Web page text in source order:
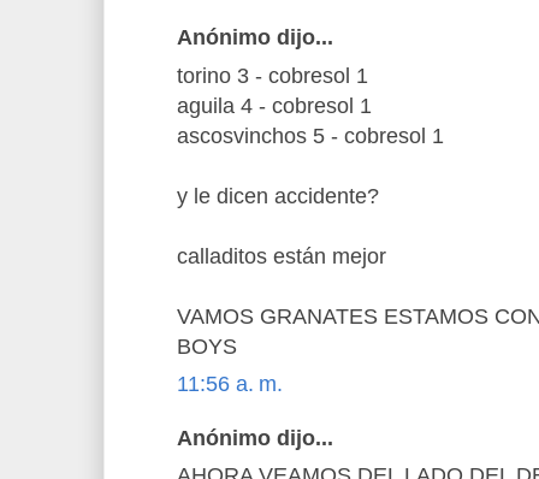
Anónimo dijo...
torino 3 - cobresol 1
aguila 4 - cobresol 1
ascosvinchos 5 - cobresol 1
y le dicen accidente?
calladitos están mejor
VAMOS GRANATES ESTAMOS
BOYS
11:56 a. m.
Anónimo dijo...